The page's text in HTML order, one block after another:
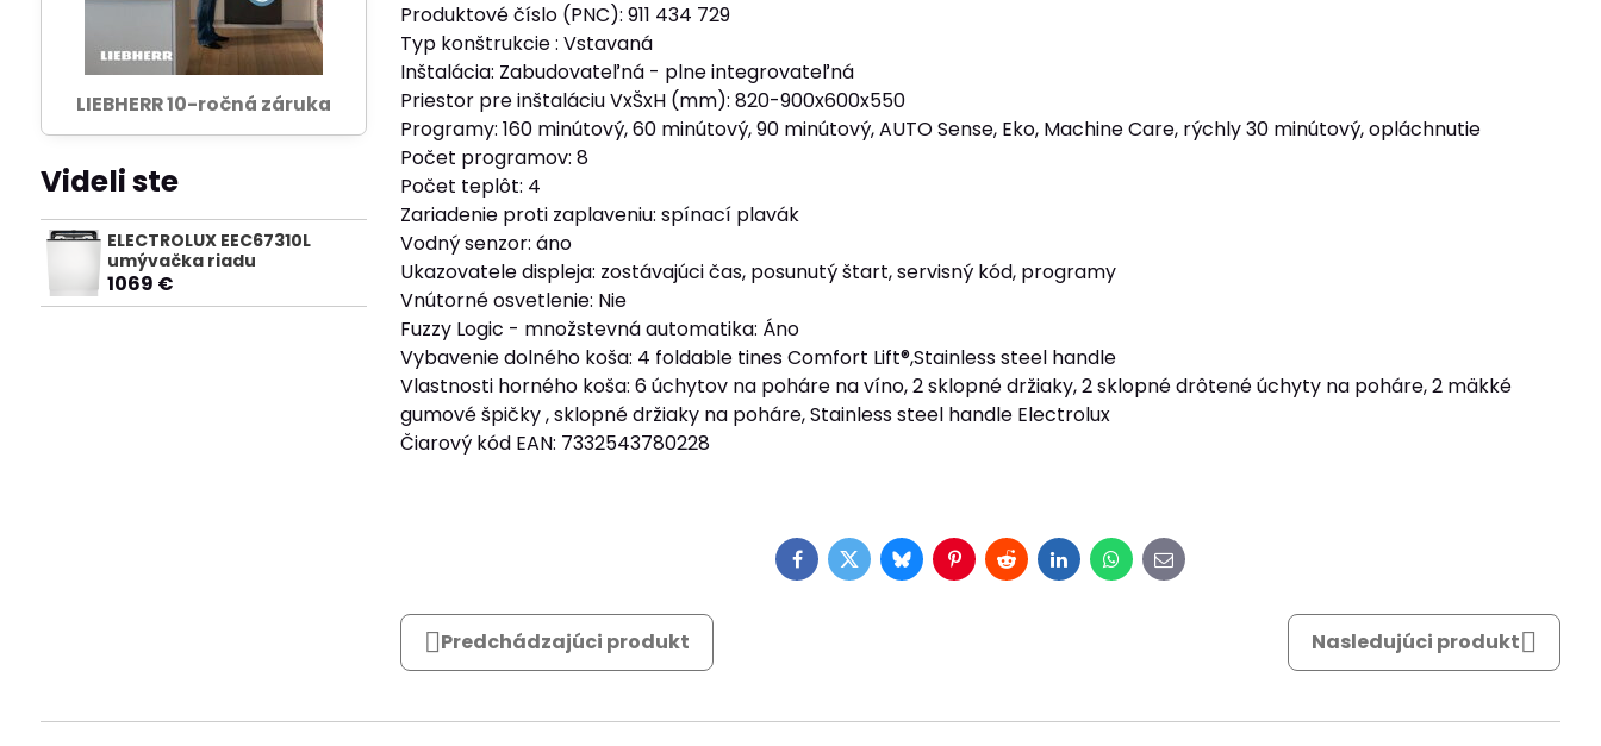
Produktové číslo (PNC): 911 434 729
Typ konštrukcie : Vstavaná
Inštalácia: Zabudovateľná - plne integrovateľná
Priestor pre inštaláciu VxŠxH (mm): 820-900x600x550
Programy: 160 minútový, 60 minútový, 90 minútový, AUTO Sense, Eko, Machine Care, rýchly 30 minútový, opláchnutie
Počet programov: 8
Počet teplôt: 4
Zariadenie proti zaplaveniu: spínací plavák
Vodný senzor: áno
Ukazovatele displeja: zostávajúci čas, posunutý štart, servisný kód, programy
Vnútorné osvetlenie: Nie
Fuzzy Logic - množstevná automatika: Áno
Vybavenie dolného koša: 4 foldable tines Comfort Lift®,Stainless steel handle
Vlastnosti horného koša: 6 úchytov na poháre na víno, 2 sklopné držiaky, 2 sklopné drôtené úchyty na poháre, 2 mäkké
gumové špičky , sklopné držiaky na poháre, Stainless steel handle Electrolux
Čiarový kód EAN: 7332543780228
Facebook
TwitterBlueskyPinterest
RedditLinkedInWhatsApp
E-
mail
Predchádzajúci produkt Nasledujúci produkt
LIEBHERR 10-ročná záruka
Videli ste
ELECTROLUX EEC67310L
umývačka riadu
1069 €